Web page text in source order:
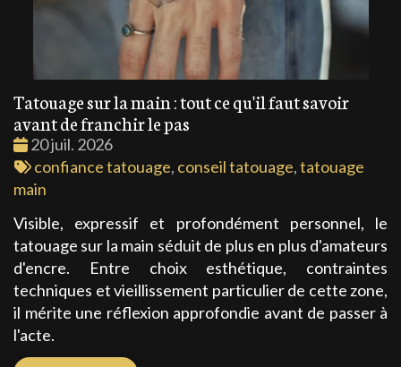
Tatouage sur la main : tout ce qu'il faut savoir
avant de franchir le pas
Date
:
20 juil. 2026
Tags
:
confiance tatouage, conseil tatouage,tatouage
main
Visible, expressif et profondément personnel, le
tatouage sur la main séduit de plus en plus d'amateurs
d'encre. Entre choix esthétique, contraintes
techniques et vieillissement particulier de cette zone,
il mérite une réflexion approfondie avant de passer à
l'acte.